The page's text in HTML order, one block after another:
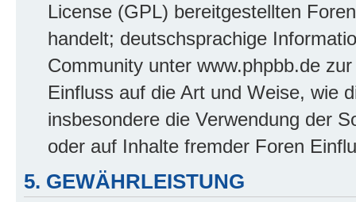
License (GPL) bereitgestellten
handelt; deutschsprachige
Community unter www.phpbb.de
Einfluss auf die Art und Weise, wie
insbesondere die Verwendung der
oder auf Inhalte fremder Foren
5. GEWÄHRLEISTUNG